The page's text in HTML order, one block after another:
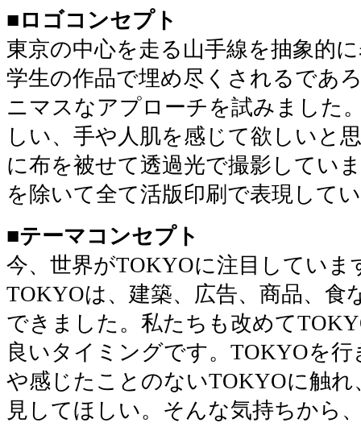
■ロゴコンセプト
東京の中心を走る山手線を抽象的
学生の作品で埋め尽くされるであ
ニマスなアプローチを試みました
しい、手や人肌を感じて欲しいと
に布を被せて透過光で撮影してい
を除いて全て活版印刷で表現して
■テーマコンセプト
今、世界がTOKYOに注目していま
TOKYOは、建築、広告、商品、食
できました。私たちも改めて
良いタイミングです。TOKYOを
や感じたことのないTOKYOに触
見してほしい。そんな気持ちから